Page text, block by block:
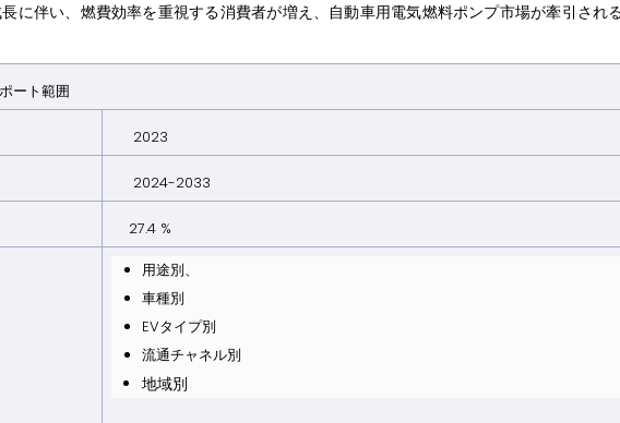
に伴い、燃費効率を重視する消費者が増え、自動車用電気燃料ポンプ市場が牽引され
ート範囲
2023
2024-2033
27.4 %
用途別、
車種別
EVタイプ別
流通チャネル別
地域別